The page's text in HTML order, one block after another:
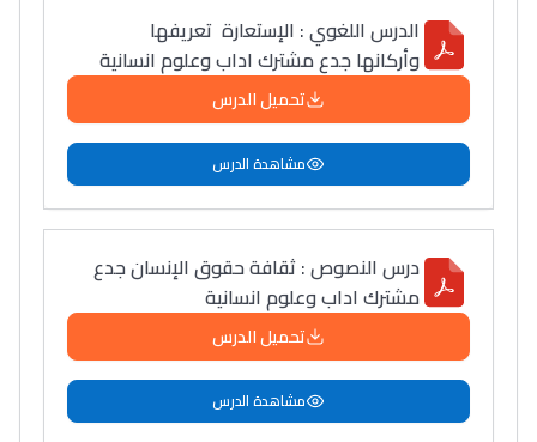
باش تقدر تساعد الناس
يلقاو التوازن من الدّاخل
ومن الخارج، بشرى
الدرس اللغوي : الإستعارة تعريفها
وأركانها جدع مشترك اداب وعلوم انسانية
تحميل الدرس
مشاهدة الدرس
درس النصوص : ثقافة حقوق الإنسان جدع
مشترك اداب وعلوم انسانية
تحميل الدرس
مشاهدة الدرس